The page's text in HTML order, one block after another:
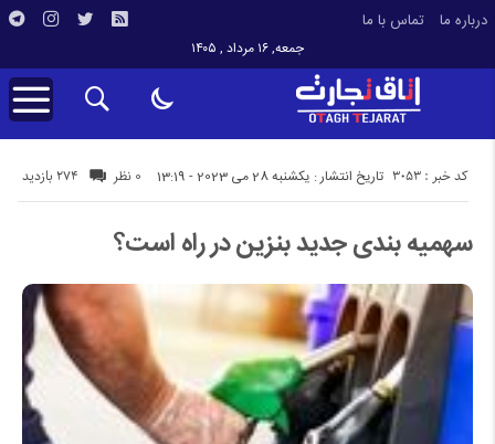
درباره ما تماس با ما
جمعه, ۱۶ مرداد , ۱۴۰۵
تاریخ انتشار : یکشنبه 28 می 2023 - 13:19 274 بازدید کد خبر : 3053 0 نظر
سهمیه بندی جدید بنزین در راه است؟